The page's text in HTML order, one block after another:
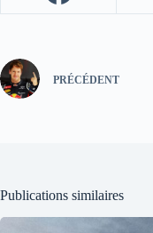
PRÉCÉDENT
Publications similaires